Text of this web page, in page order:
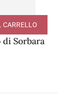
Sorbara
CARRELLO